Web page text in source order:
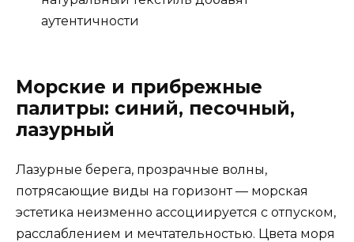
аутентичности
Морские и прибрежные
палитры: синий, песочный,
лазурный
Лазурные берега, прозрачные волны,
потрясающие виды на горизонт — морская
эстетика неизменно ассоциируется с отпуском,
расслаблением и мечтательностью. Цвета моря